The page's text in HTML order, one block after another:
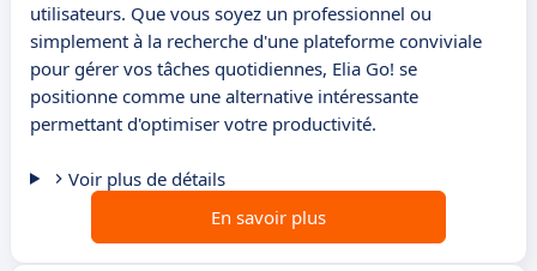
utilisateurs. Que vous soyez un professionnel ou
simplement à la recherche d'une plateforme conviviale
pour gérer vos tâches quotidiennes, Elia Go! se
positionne comme une alternative intéressante
permettant d'optimiser votre productivité.
Voir plus de détails
En savoir plus